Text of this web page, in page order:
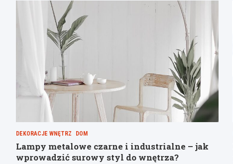
DEKORACJE WNĘTRZ DOM
Lampy metalowe czarne i industrialne – jak
wprowadzić surowy styl do wnętrza?